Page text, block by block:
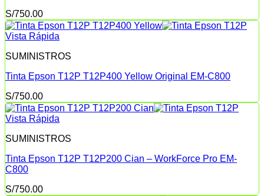
S/750.00
Vista Rápida
SUMINISTROS
Tinta Epson T12P T12P400 Yellow Original EM-C800
S/750.00
Vista Rápida
SUMINISTROS
Tinta Epson T12P T12P200 Cian – WorkForce Pro EM-
C800
S/750.00